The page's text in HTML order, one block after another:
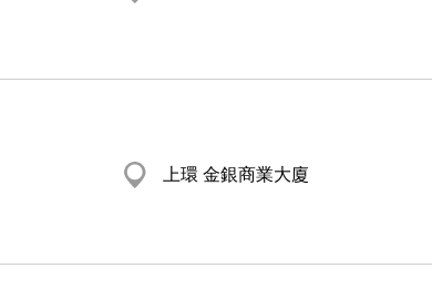
上環 金銀商業大廈